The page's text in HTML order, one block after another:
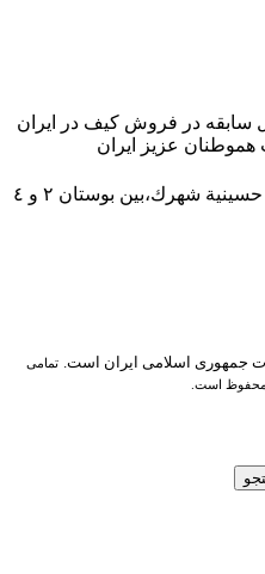
سابقه در فروش کیف در ایران
عزیز ایران
شهرك،بين بوستان ٢ و ٤
جمهوری اسلامی ايران است. تمامی
محفوظ است.